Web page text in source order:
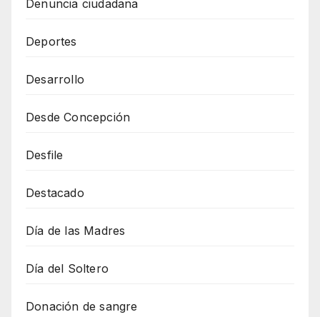
Denuncia ciudadana
Deportes
Desarrollo
Desde Concepción
Desfile
Destacado
Día de las Madres
Día del Soltero
Donación de sangre